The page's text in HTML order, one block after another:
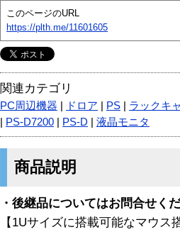
このページのURL
https://plth.me/11601605
関連カテゴリ
PC周辺機器 ドロア PS
ラックキ
PS-D7200 PS-D 液晶モニタ
商品説明
・後継品についてはお問合せく
【1Uサイズに搭載可能なマウ